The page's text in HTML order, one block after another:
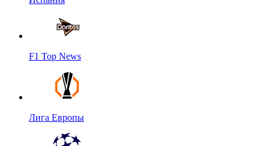
F1 Top News
Лига Европы